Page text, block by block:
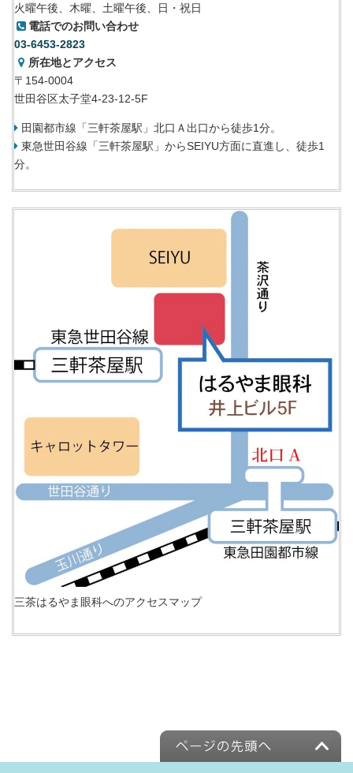
火曜午後、木曜、土曜午後、日・祝日
電話でのお問い合わせ
03-6453-2823
所在地とアクセス
〒154-0004
世田谷区太子堂4-23-12-5F
田園都市線「三軒茶屋駅」北口Ａ出口から徒歩1分。
東急世田谷線「三軒茶屋駅」からSEIYU方面に直進し、徒歩1
分。
三茶はるやま眼科へのアクセスマップ